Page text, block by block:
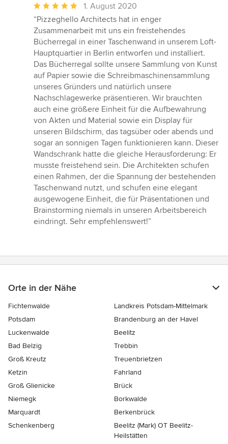
Durchschnittliche
Bewertung:
5
von
5
Sternen
1. August 2020
“Pizzeghello Architects hat in enger
Zusammenarbeit mit uns ein freistehendes
Bücherregal in einer Taschenwand in unserem Loft-
Hauptquartier in Berlin entworfen und installiert.
Das Bücherregal sollte unsere Sammlung von Kunst
auf Papier sowie die Schreibmaschinensammlung
unseres Gründers und natürlich unsere
Nachschlagewerke präsentieren. Wir brauchten
auch eine größere Einheit für die Aufbewahrung
von Akten und Material sowie ein Display für
unseren Bildschirm, das tagsüber oder abends und
sogar an sonnigen Tagen funktionieren kann. Dieser
Wandschrank hatte die gleiche Herausforderung: Er
musste freistehend sein. Die Architekten schufen
einen Rahmen, der die Spannung der bestehenden
Taschenwand nutzt, und schufen eine elegant
ausgewogene Einheit, die für Präsentationen und
Brainstorming niemals in unseren Arbeitsbereich
eindringt. Sehr empfehlenswert!”
Orte in der Nähe
Fichtenwalde
Landkreis Potsdam-Mittelmark
Potsdam
Brandenburg an der Havel
Luckenwalde
Beelitz
Bad Belzig
Trebbin
Groß Kreutz
Treuenbrietzen
Ketzin
Fahrland
Groß Glienicke
Brück
Niemegk
Borkwalde
Marquardt
Berkenbrück
Schenkenberg
Beelitz (Mark) OT Beelitz-
Heilstätten